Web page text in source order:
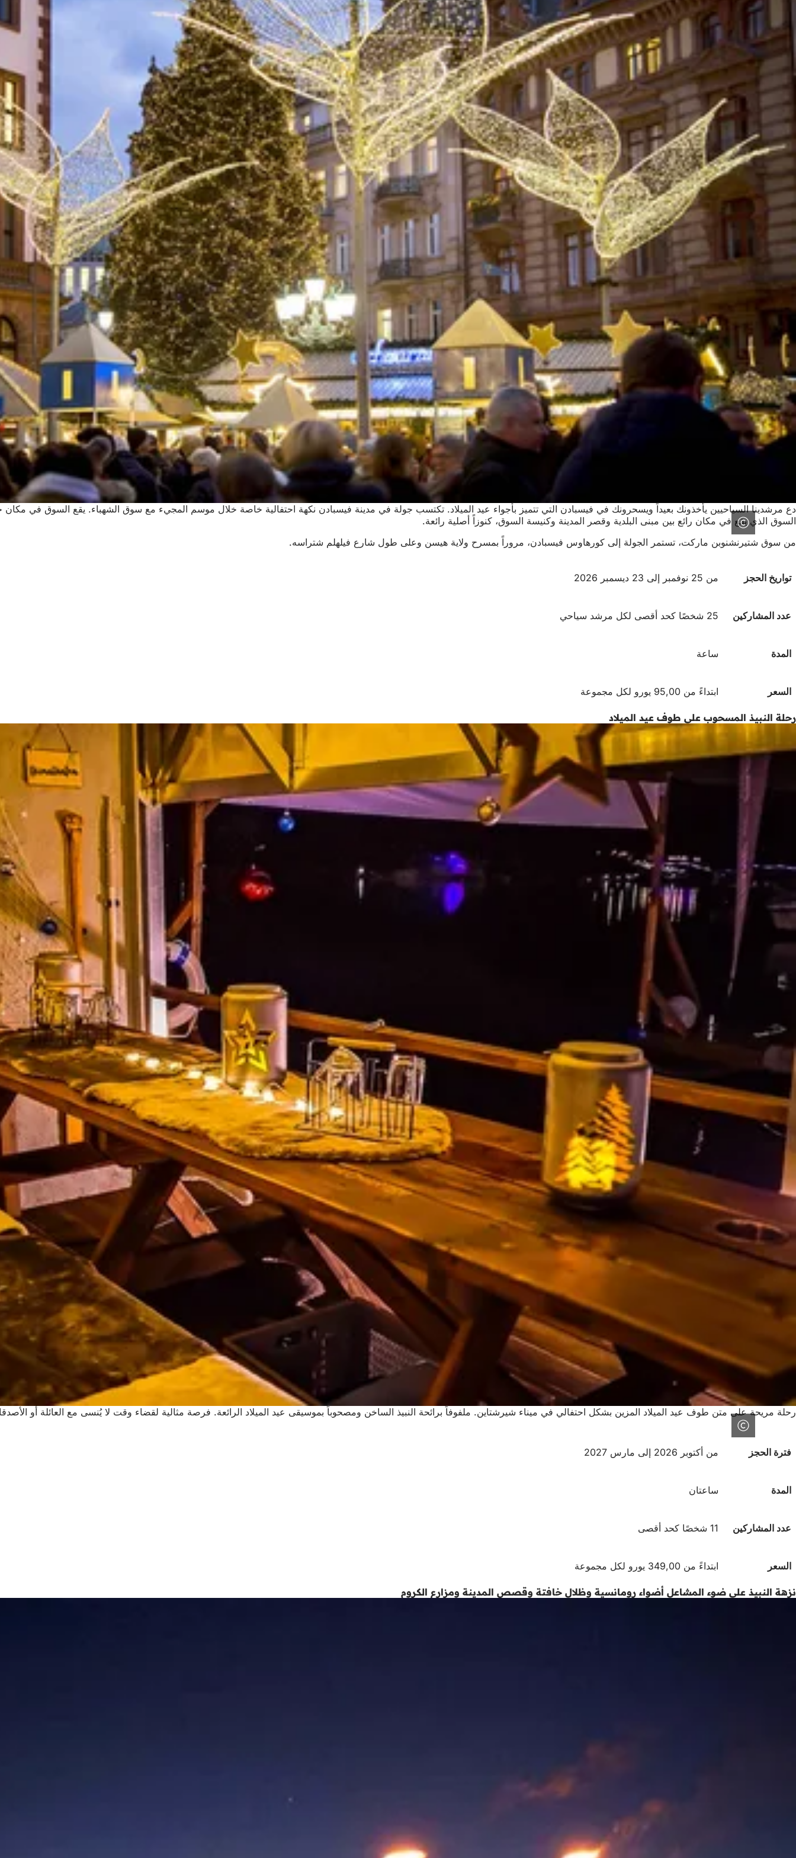
دع مرشدينا السياحيين يأخذونك بعيداً ويسحرونك في فيسبادن التي تتميز بأجواء عيد الميلاد. تكتسب جولة في مدينة فيسبادن نكهة احتفالية خاصة خلال موسم المجيء مع سوق الشهباء. يقع السوق في مكان
السوق الذي يقع في مكان رائع بين مبنى البلدية وقصر المدينة وكنيسة السوق، كنوزاً أصلية رائعة.
من سوق شتيرنشنوبن ماركت، تستمر الجولة إلى كورهاوس فيسبادن، مروراً بمسرح ولاية هيسن وعلى طول شارع فيلهلم شتراسه.
تواريخ الحجز من 25 نوفمبر إلى 23 ديسمبر 2026
عدد المشاركين 25 شخصًا كحد أقصى لكل مرشد سياحي
المدة ساعة
السعر ابتداءً من 95,00 يورو لكل مجموعة
رحلة النبيذ المسحوب على طوف عيد الميلاد
رحلة مريحة على متن طوف عيد الميلاد المزين بشكل احتفالي في ميناء شيرشتاين. ملفوفاً برائحة النبيذ الساخن ومصحوباً بموسيقى عيد الميلاد الرائعة. فرصة مثالية لقضاء وقت لا يُنسى مع العائلة أو
فترة الحجز من أكتوبر 2026 إلى مارس 2027
المدة ساعتان
عدد المشاركين 11 شخصًا كحد أقصى
السعر ابتداءً من 349,00 يورو لكل مجموعة
نزهة النبيذ على ضوء المشاعل أضواء رومانسية وظلال خافتة وقصص المدينة ومزارع الكروم